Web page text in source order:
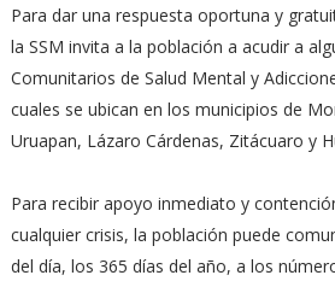
Para dar una respuesta oportuna y
la SSM invita a la población a acudir a
Comunitarios de Salud Mental y
cuales se ubican en los municipios de
Uruapan, Lázaro Cárdenas, Zitácuaro y
Para recibir apoyo inmediato y
cualquier crisis, la población puede
del día, los 365 días del año, a los